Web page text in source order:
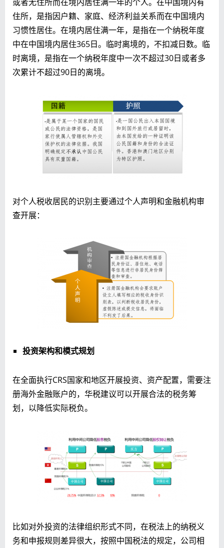
住所，是指因户籍、家庭、经济利益关系而在中国境内
习惯性居住。在境内居住满一年，是指在一个纳税年度
中在中国境内居住365日。临时离境的，不扣减日数。临
时离境，是指在一个纳税年度中一次不超过30日或者多
次累计不超过90日的离境。
对个人税收居民的识别主要通过个人声明和金融机构审
查开展：
投资架构和模式规划
在全面执行CRS国家和地区开展投资、资产配置，需要注
册海外金融账户的，华税建议可以开展合法的税务筹
划，以降低实际税负。
比如对外投资的法律组织形式不同，在税法上的纳税义
务和申报规则差异很大，按照中国税法的规定，公司相